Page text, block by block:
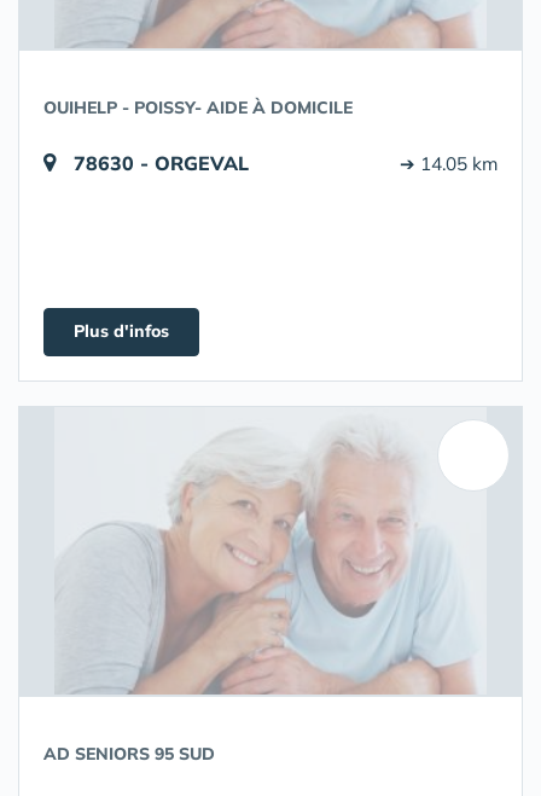
OUIHELP - POISSY- AIDE À DOMICILE
78630 - ORGEVAL ➔ 14.05 km
Plus d'infos
AD SENIORS 95 SUD